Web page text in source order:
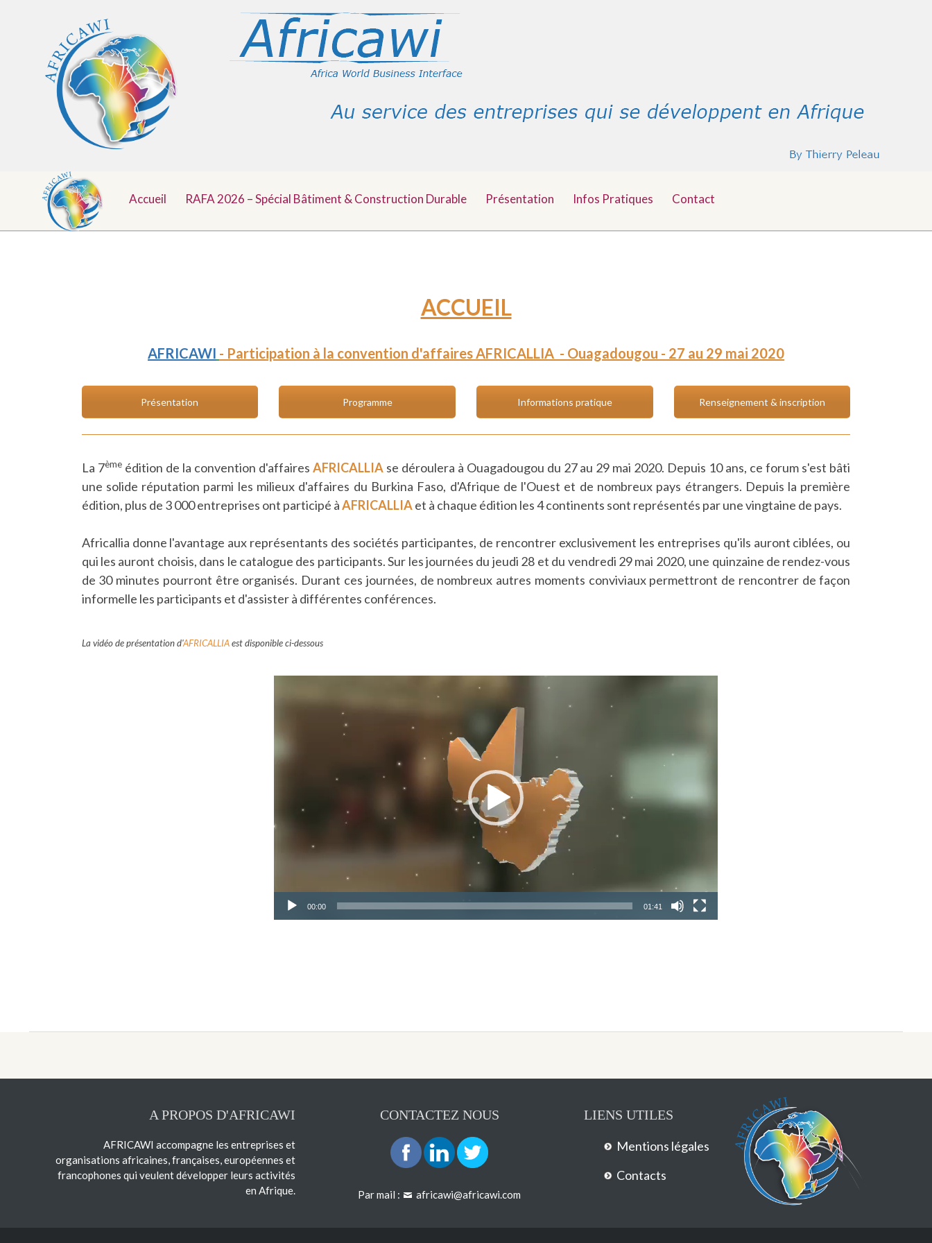
Top
Accueil RAFA 2026 – Spécial Bâtiment & Construction Durable Présentation Infos Pratiques Contact
ACCUEIL
AFRICAWI - Participation à la convention d'affaires AFRICALLIA - Ouagadougou - 27 au 29 mai 2020
Présentation Programme Informations pratique Renseignement & inscription
La 7èmeédition de la convention d'affaires AFRICALLIAse déroulera à Ouagadougou du 27 au 29 mai 2020. Depuis 10 ans, ce forum s'est bâti
une solide réputation parmi les milieux d'affaires du Burkina Faso, d'Afrique de l'Ouest et de nombreux pays étrangers. Depuis la première
édition, plus de 3 000 entreprises ont participé àAFRICALLIAet à chaque édition les 4 continents sont représentés par une vingtaine de pays.
Africallia donne l'avantage aux représentants des sociétés participantes, de rencontrer exclusivement les entreprises qu'ils auront ciblées, ou
qui les auront choisis, dans le catalogue des participants. Sur les journées du jeudi 28 et du vendredi 29 mai 2020, une quinzaine de rendez-vous
de 30 minutes pourront être organisés. Durant ces journées, de nombreux autres moments conviviaux permettront de rencontrer de façon
informelle les participants et d'assister à différentes conférences.
La vidéo de présentation d'AFRICALLIAest disponible ci-dessous
vidéo
00:00 01:41
A PROPOS D'AFRICAWI
AFRICAWI accompagne les entreprises et
organisations africaines, françaises, européennes et
francophones qui veulent développer leurs activités
en Afrique.
CONTACTEZ NOUS
Par mail : africawi@africawi.com
LIENS UTILES
Mentions légales
Contacts